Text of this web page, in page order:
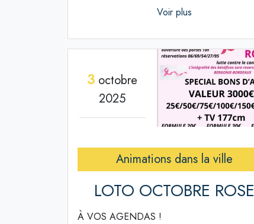
Voir plus
3 octobre
2025
Animations dans la ville
LOTO OCTOBRE ROSE
À VOS AGENDAS !